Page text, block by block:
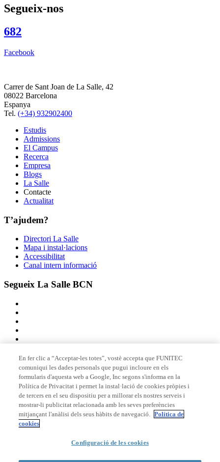
Segueix-nos
682
Facebook
Carrer de Sant Joan de La Salle, 42
08022 Barcelona
Espanya
Tel. (+34) 932902400
Estudis
Admissions
El Campus
Recerca
Empresa
Blogs
La Salle
Contacte
Actualitat
T’ajudem?
Directori La Salle
Mapa i instal·lacions
Accessibilitat
Canal intern informació
Segueix La Salle BCN
Membre de
Acreditacions
© 2026 La Salle Campus Barcelona - URL |Avís legal
En fer clic a “Acceptar-les totes”, vostè accepta que FUNITEC
comuniqui les dades personals que pugui incloure en els
formularis d'aquesta web a Google, Inc segons s'informa en la
Política de Privacitat i permet la instal·lació de cookies pròpies i
de tercers en el seu dispositiu per a millorar els nostres serveis i
mostrar-li publicitat relacionada amb les seves preferències
mitjançant l'anàlisi dels seus hàbits de navegació. Política de
cookies
Configuració de les cookies